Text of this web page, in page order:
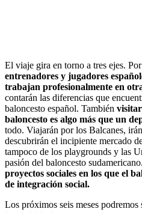
El viaje gira en torno a tres ejes.
entrenadores y jugadores
trabajan profesionalmente en
contarán las diferencias que
baloncesto español. También
baloncesto es algo más que un
todo. Viajarán por los Balcanes,
descubrirán el incipiente mercado
tampoco de los playgrounds y las
pasión del baloncesto
proyectos sociales en los que el
de integración social.
Los próximos seis meses podremos